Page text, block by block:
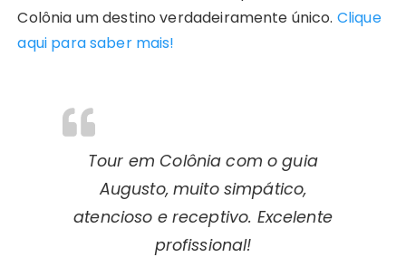
Colônia um destino verdadeiramente único. Clique
aqui para saber mais!
Tour em Colônia com o guia
Augusto, muito simpático,
atencioso e receptivo. Excelente
profissional!